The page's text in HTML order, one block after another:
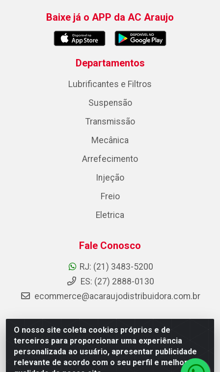
O nosso site coleta cookies próprios e de
terceiros para proporcionar uma experiência
personalizada ao usuário, apresentar publicidade
relevante de acordo com o seu perfil e melhorar a
Baixe já o APP da AC Araujo
Departamentos
Lubrificantes e Filtros
Suspensão
Transmissão
Mecânica
Arrefecimento
Injeção
Freio
Eletrica
Fale Conosco
RJ: (21) 3483-5200
ES: (27) 2888-0130
ecommerce@acaraujodistribuidora.com.br
AC Araujo Distribuidora - Rua Carneiro de Campos, 42 -
São Cristóvão, Rio de Janeiro/RJ - CEP 20.920-410 -
CNPJ 08.744.753/0003-85